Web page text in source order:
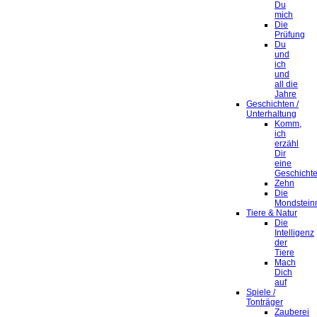
Du
mich
Die
Prüfung
Du
und
ich
und
all die
Jahre
Geschichten /
Unterhaltung
Komm,
ich
erzähl
Dir
eine
Geschichte
Zehn
Die
Tiere & Natur
Die
Intelligenz
der
Tiere
Mach
Dich
auf
Spiele /
Tonträger
Zauberei